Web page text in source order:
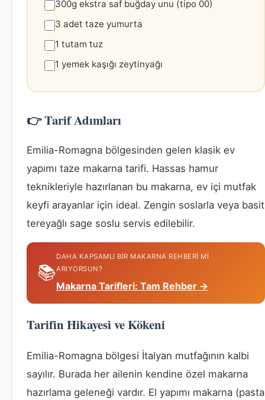
300g ekstra saf buğday unu (tipo 00)
3 adet taze yumurta
1 tutam tuz
1 yemek kaşığı zeytinyağı
👉 Tarif Adımları
Emilia-Romagna bölgesinden gelen klasik ev
yapımı taze makarna tarifi. Hassas hamur
teknikleriyle hazırlanan bu makarna, ev içi mutfak
keyfi arayanlar için ideal. Zengin soslarla veya basit
tereyağlı sage soslu servis edilebilir.
📚
DAHA KAPSAMLI BIR MAKARNA REHBERI MI
ARIYORSUN?
Makarna Tarifleri: Tam Rehber →
Tarifin Hikayesi ve Kökeni
Emilia-Romagna bölgesi İtalyan mutfağının kalbi
sayılır. Burada her ailenin kendine özel makarna
hazırlama geleneği vardır. El yapımı makarna (pasta